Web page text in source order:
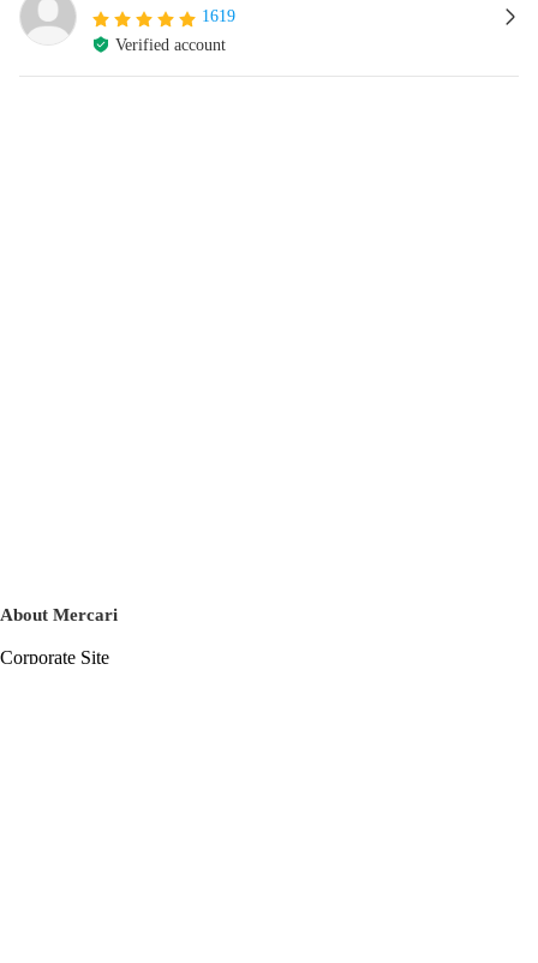
1619
Verified account
About Mercari
Corporate Site